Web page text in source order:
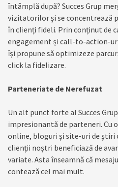
întâmplă după? Succes Grup
vizitatorilor și se concentrează
în clienți fideli. Prin conținut de
engagement și call-to-action-
își propune să optimizeze
click la fidelizare.
Parteneriate de Nerefuzat
Un alt punct forte al Succes
impresionantă de parteneri. Cu
online, bloguri și site-uri de știri
clienții noștri beneficiază de
variate. Asta înseamnă că
contează cel mai mult.